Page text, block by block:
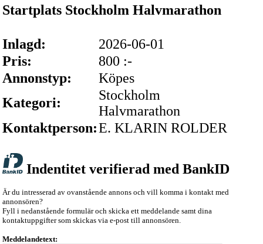
Startplats Stockholm Halvmarathon
Inlagd:
2026-06-01
Pris:
800 :-
Annonstyp:
Köpes
Kategori:
Stockholm
Halvmarathon
Kontaktperson:E. KLARIN ROLDER
Indentitet verifierad med BankID
Är du intresserad av ovanstående annons och vill komma i kontakt med
annonsören?
Fyll i nedanstående formulär och skicka ett meddelande samt dina
kontaktuppgifter som skickas via e-post till annonsören.
Meddelandetext: